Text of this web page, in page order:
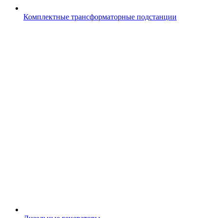
Комплектные трансформаторные подстанции